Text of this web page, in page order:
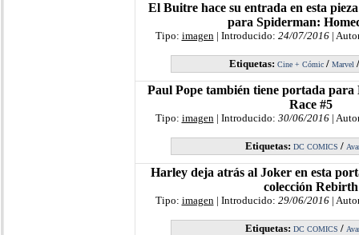
El Buitre hace su entrada en esta
para Spiderman:
Tipo: imagen| Introducido: 24/07/2016|
Etiquetas: Cine + Cómic/ Marvel
Paul Pope también tiene portada
Race #5
Tipo: imagen| Introducido: 30/06/2016|
Etiquetas: DC COMICS /
Harley deja atrás al Joker en esta
colección Rebirth
Tipo: imagen| Introducido: 29/06/2016|
Etiquetas: DC COMICS /